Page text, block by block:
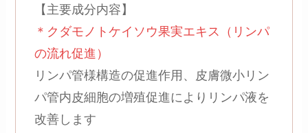
【主要成分内容】
＊クダモノトケイソウ果実エキス（リンパ
の流れ促進）
リンパ管様構造の促進作用、皮膚微小リン
パ管内皮細胞の増殖促進によりリンパ液を
改善します